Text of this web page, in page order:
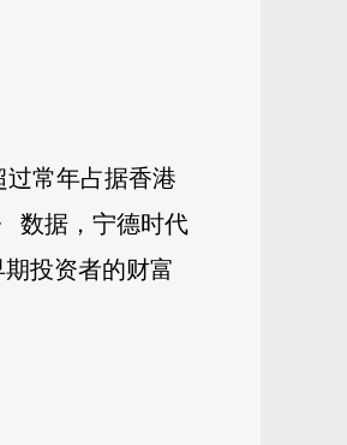
过常年占据香港
数据，宁德时代
投资者的财富